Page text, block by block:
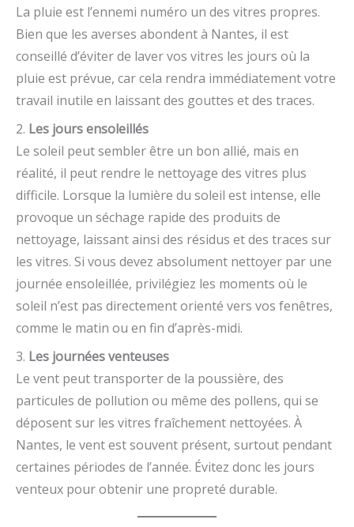
La pluie est l’ennemi numéro un des vitres propres.
Bien que les averses abondent à Nantes, il est
conseillé d’éviter de laver vos vitres les jours où la
pluie est prévue, car cela rendra immédiatement votre
travail inutile en laissant des gouttes et des traces.
2. Les jours ensoleillés
Le soleil peut sembler être un bon allié, mais en
réalité, il peut rendre le nettoyage des vitres plus
difficile. Lorsque la lumière du soleil est intense, elle
provoque un séchage rapide des produits de
nettoyage, laissant ainsi des résidus et des traces sur
les vitres. Si vous devez absolument nettoyer par une
journée ensoleillée, privilégiez les moments où le
soleil n’est pas directement orienté vers vos fenêtres,
comme le matin ou en fin d’après-midi.
3. Les journées venteuses
Le vent peut transporter de la poussière, des
particules de pollution ou même des pollens, qui se
déposent sur les vitres fraîchement nettoyées. À
Nantes, le vent est souvent présent, surtout pendant
certaines périodes de l’année. Évitez donc les jours
venteux pour obtenir une propreté durable.